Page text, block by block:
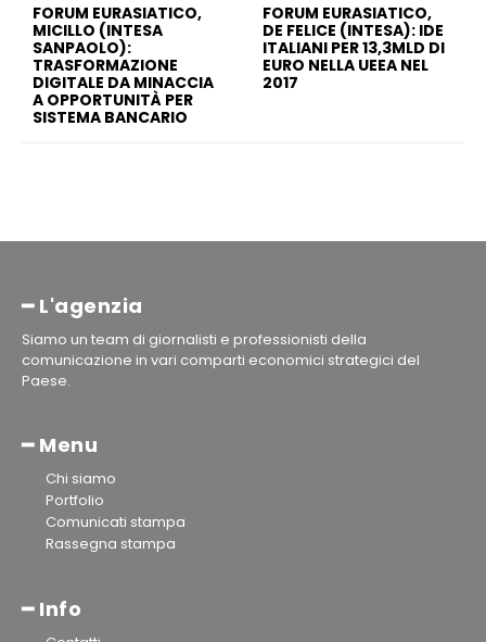
FORUM EURASIATICO,
MICILLO (INTESA
SANPAOLO):
TRASFORMAZIONE
DIGITALE DA MINACCIA
A OPPORTUNITÀ PER
SISTEMA BANCARIO
FORUM EURASIATICO,
DE FELICE (INTESA): IDE
ITALIANI PER 13,3MLD DI
EURO NELLA UEEA NEL
2017
━ L'agenzia
Siamo un team di giornalisti e professionisti della
comunicazione in vari comparti economici strategici del
Paese.
━ Menu
Chi siamo
Portfolio
Comunicati stampa
Rassegna stampa
━ Info